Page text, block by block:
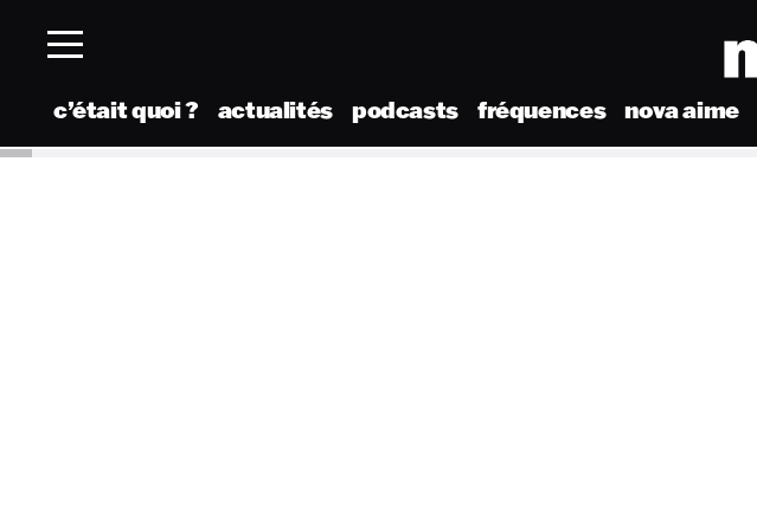
c’était quoi ? actualités podcasts fréquences nova aime